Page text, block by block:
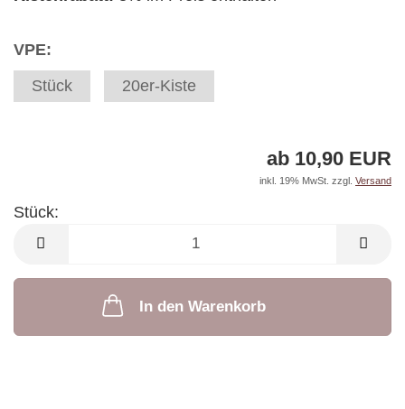
VPE:
Stück
20er-Kiste
ab 10,90 EUR
inkl. 19% MwSt. zzgl. Versand
Stück:
Stück
In den Warenkorb